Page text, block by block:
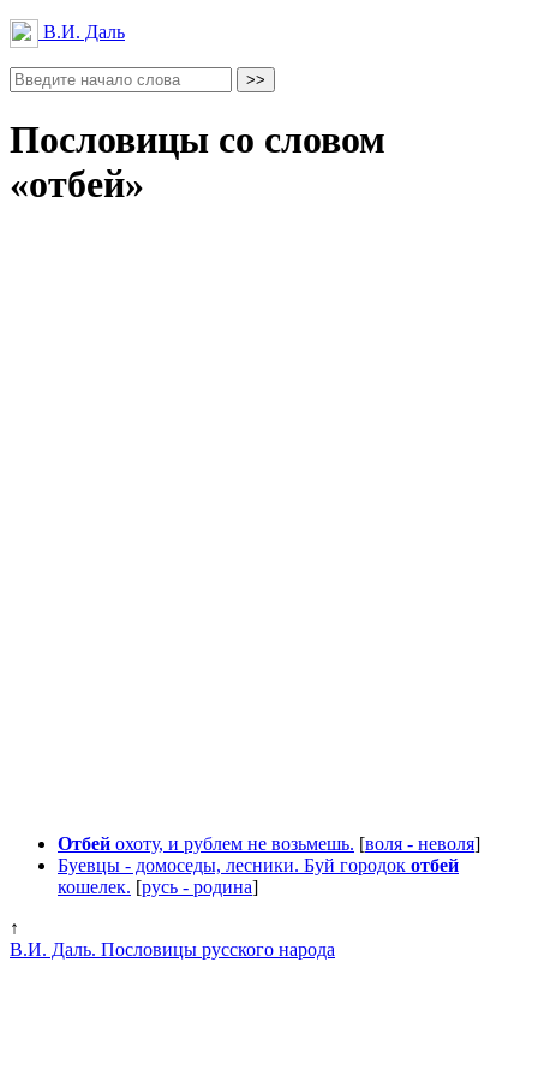
В.И. Даль
Пословицы со словом
«отбей»
Отбей охоту, и рублем не возьмешь. [воля - неволя]
Буевцы - домоседы, лесники. Буй городок отбей
кошелек. [русь - родина]
↑
В.И. Даль. Пословицы русского народа